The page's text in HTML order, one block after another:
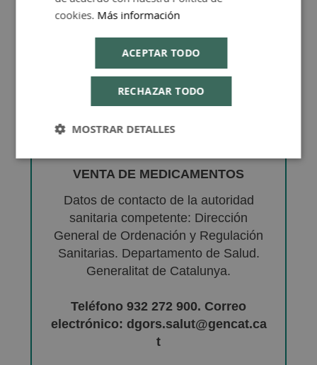
VENTA DE MEDICAMENTOS
Datos de contacto de la autoridad
sanitaria competente: Dirección
General de Ordenación y Regulación
Sanitarias. Departamento de Salud.
Generalitat de Catalunya.
Teléfono 932 272 900. Correo
electrónico: dgors.salut@gencat.ca
t
cookies. Más información
ACEPTAR TODO
RECHAZAR TODO
MOSTRAR DETALLES